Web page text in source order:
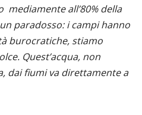
mediamente all’80% della
un paradosso: i campi hanno
burocratiche, stiamo
Quest’acqua, non
dai fiumi va direttamente a